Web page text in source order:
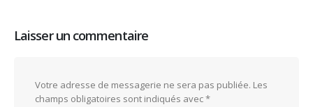
Laisser un commentaire
Votre adresse de messagerie ne sera pas publiée. Les
champs obligatoires sont indiqués avec*